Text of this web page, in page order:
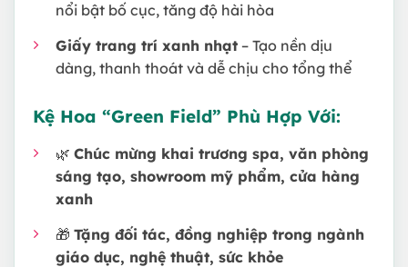
nổi bật bố cục, tăng độ hài hòa
Giấy trang trí xanh nhạt – Tạo nền dịu
dàng, thanh thoát và dễ chịu cho tổng thể
Kệ Hoa “Green Field” Phù Hợp Với:
🌿 Chúc mừng khai trương spa, văn phòng
sáng tạo, showroom mỹ phẩm, cửa hàng
xanh
🎁 Tặng đối tác, đồng nghiệp trong ngành
giáo dục, nghệ thuật, sức khỏe